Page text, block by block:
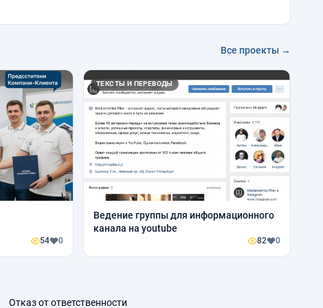
Все проекты →
54 0
ТЕКСТЫ И ПЕРЕВОДЫ
Ведение группы для информационного
канала на youtube
82 0
Отказ от ответственности